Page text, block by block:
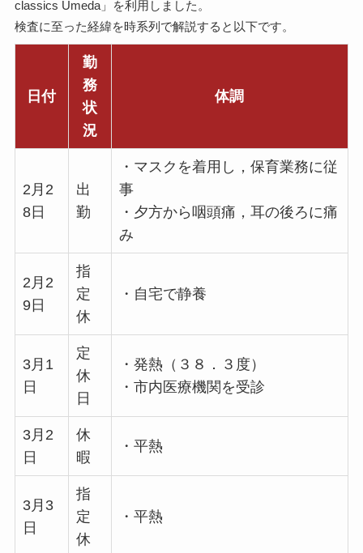
classics Umeda」を利用しました。
検査に至った経緯を時系列で解説すると以下です。
日付
勤
務
状
況
体調
2月2
8日
出
勤
・マスクを着用し，保育業務に従
事
・夕方から咽頭痛，耳の後ろに痛
み
2月2
9日
指
定
休
・自宅で静養
3月1
日
定
休
日
・発熱（３８．３度）
・市内医療機関を受診
3月2
日
休
暇
・平熱
3月3
日
指
定
休
・平熱